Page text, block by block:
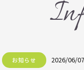
お知らせ 2026/06/07